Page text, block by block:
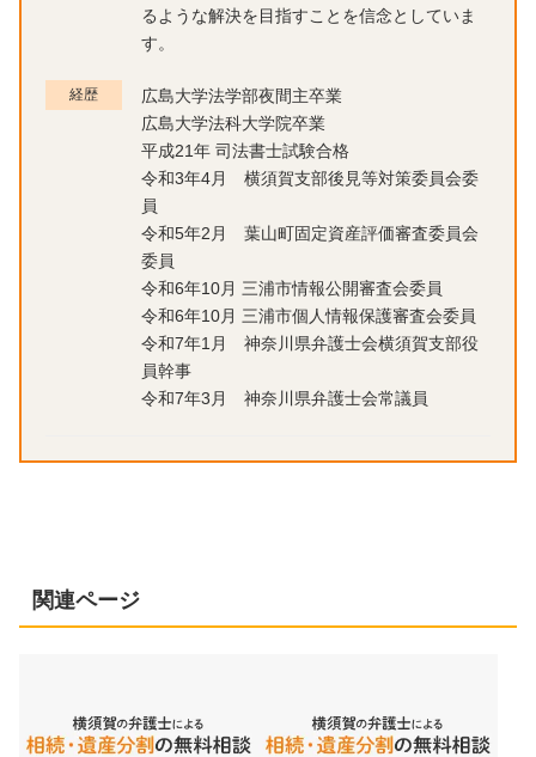
るような解決を目指すことを信念としていま
す。
経歴
広島大学法学部夜間主卒業
広島大学法科大学院卒業
平成21年 司法書士試験合格
令和3年4月 横須賀支部後見等対策委員会委
員
令和5年2月 葉山町固定資産評価審査委員会
委員
令和6年10月 三浦市情報公開審査会委員
令和6年10月 三浦市個人情報保護審査会委員
令和7年1月 神奈川県弁護士会横須賀支部役
員幹事
令和7年3月 神奈川県弁護士会常議員
関連ページ